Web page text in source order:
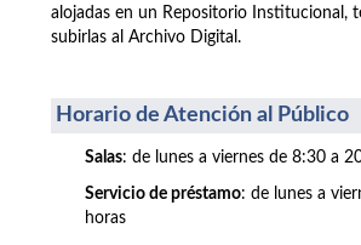
alojadas en un Repositorio Institucional,
subirlas al Archivo Digital.
Horario de Atención al Público
Salas: de lunes a viernes de 8:30 a
Servicio de préstamo: de lunes a
horas